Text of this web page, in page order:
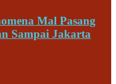
Mal Pasang
Sampai Jakarta